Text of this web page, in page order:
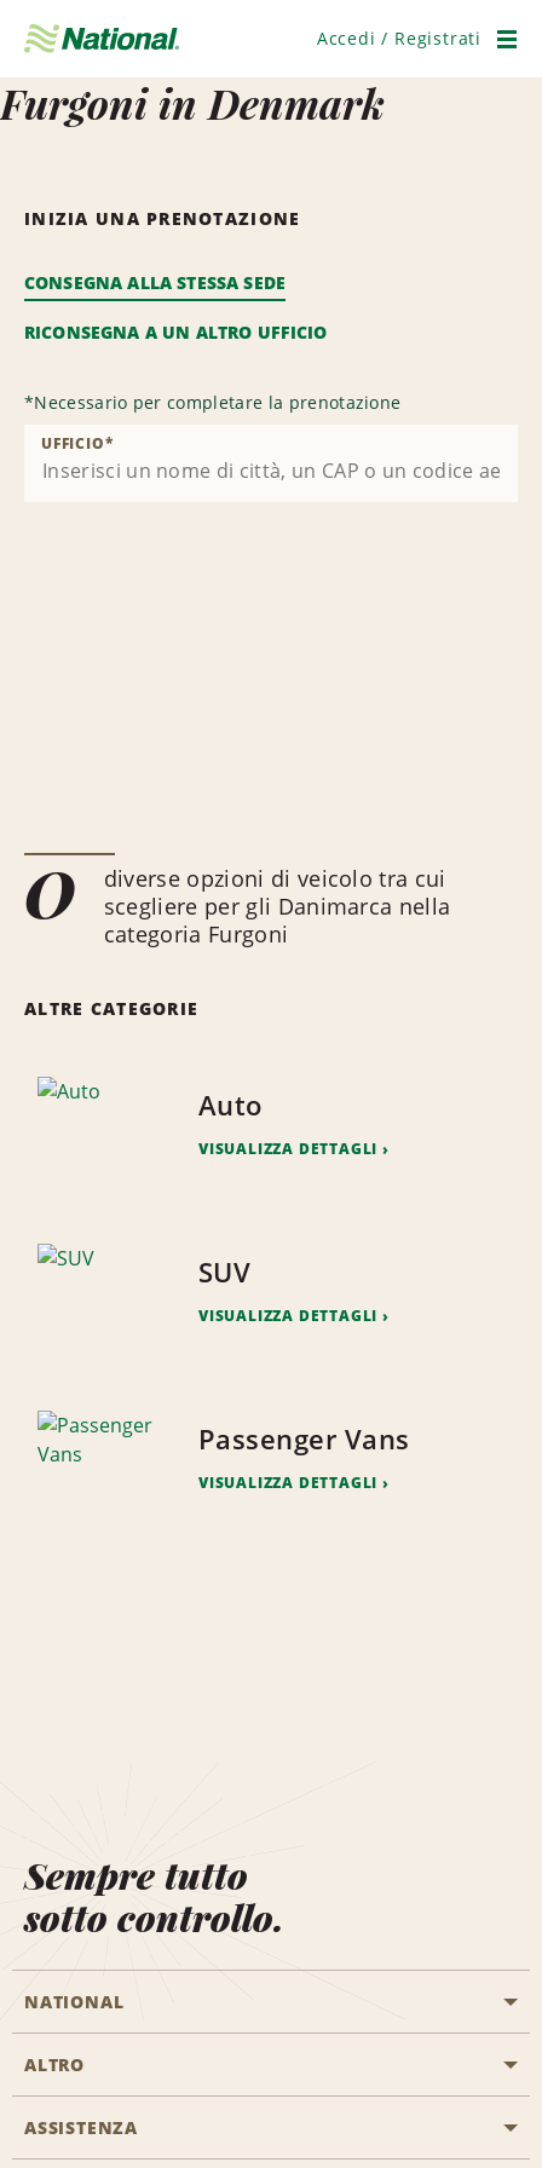
navigazione
Accedi / Registrati
Furgoni in Denmark
INIZIA UNA PRENOTAZIONE
CONSEGNA ALLA STESSA SEDE
RICONSEGNA A UN ALTRO UFFICIO
*Necessario per completare la prenotazione
UFFICIO*
0
diverse opzioni di veicolo tra cui
scegliere per gli Danimarca nella
categoria Furgoni
ALTRE CATEGORIE
Auto
VISUALIZZA DETTAGLI
SUV
VISUALIZZA DETTAGLI
Passenger Vans
VISUALIZZA DETTAGLI
Sempre tutto
sotto controllo.
NATIONAL
Inizia una prenotazione
ALTRO
Offerte di lavoro
ASSISTENZA